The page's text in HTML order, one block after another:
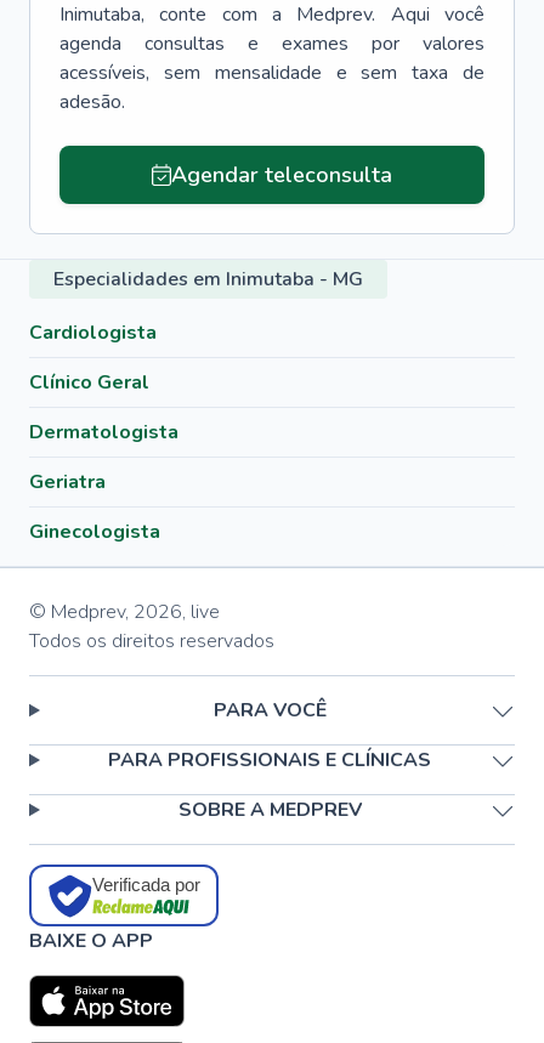
Inimutaba, conte com a Medprev. Aqui você
agenda consultas e exames por valores
acessíveis, sem mensalidade e sem taxa de
adesão.
Agendar teleconsulta
Especialidades em Inimutaba - MG
Cardiologista
Clínico Geral
Dermatologista
Geriatra
Ginecologista
© Medprev, 2026, live
Todos os direitos reservados
PARA VOCÊ
PARA PROFISSIONAIS E CLÍNICAS
SOBRE A MEDPREV
Verificada por
BAIXE O APP